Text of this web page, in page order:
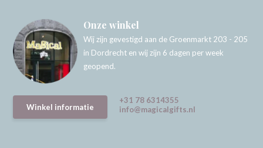
Onze winkel
Wij zijn gevestigd aan de Groenmarkt 203 - 205
in Dordrecht en wij zijn 6 dagen per week
geopend.
Winkel informatie
+31 78 6314355
info@magicalgifts.nl